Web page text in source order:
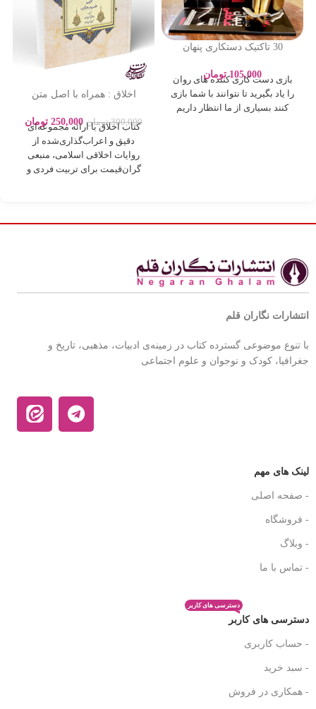
30 تاکتیک دستکاری پنهان
پورباقر – نشر یوشیتا
105,000 تومان
بازی دست کاری کننده های روان
را یاد بگیرید تا نتوانند با شما بازی
کنند بسیاری از ما انتظار داریم
اخلاق : همراه با اصل متن
300,000 تومان 250,000 تومان
کتاب اخلاق با ارائه مجموعه‌ای
دقیق و اعراب‌گذاری‌شده از
روایات اخلاقی اسلامی، منبعی
گران‌قیمت برای تربیت فردی و
انتشارات نگاران قلم
با تنوع موضوعی گسترده کتاب در زمینه‌ی ادبیات، مذهبی، تاریخ و
جغرافیا، کودک و نوجوان و علوم اجتماعی
لینک های مهم
- صفحه اصلی
- فروشگاه
- وبلاگ
- تماس با ما
دسترسی های کاربر
دسترسی های کاربر
- حساب کاربری
- سبد خرید
- همکاری در فروش